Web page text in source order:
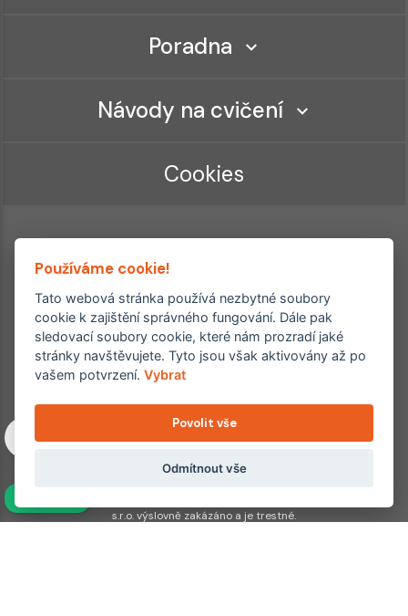
Poradna
Návody na cvičení
Cookies
Ordinace roku
Rehabilitační ordinace
2. místo – 2017/2019
Copyright © 2011–2026 FYZIOklinika s.r.o.
Machkova 1642/2, Praha 4, Jižní Město – Chodov
Všechna práva vyhrazena. Jakékoliv užití obsahu či jeho částí
s.r.o. výslovně zakázáno a je trestné.
Používáme cookie!
Tato webová stránka používá nezbytné soubory
cookie k zajištění správného fungování. Dále pak
sledovací soubory cookie, které nám prozradí jaké
stránky navštěvujete. Tyto jsou však aktivovány až po
vašem potvrzení.Vybrat
Povolit vše
Odmítnout vše